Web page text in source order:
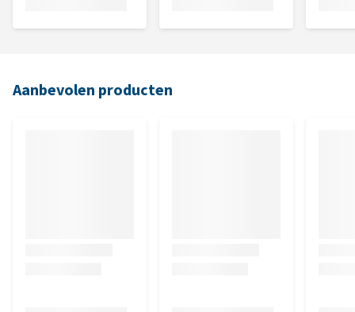
Aanbevolen producten